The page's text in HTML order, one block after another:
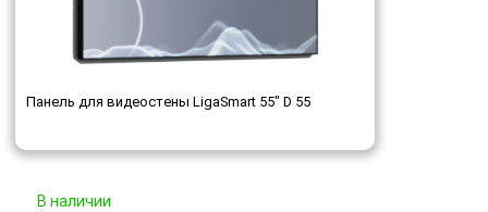
Панель для видеостены LigaSmart 55" D 55
В наличии